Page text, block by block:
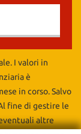
I valori in
è
in corso. Salvo
fine di gestire le
altre